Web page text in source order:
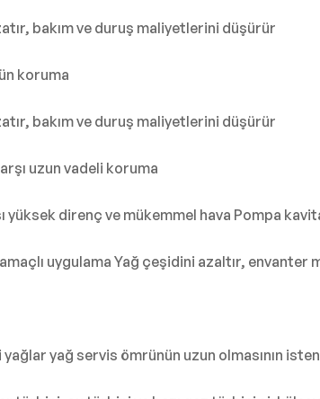
bakım ve duruş maliyetlerini düşürür
koruma
bakım ve duruş maliyetlerini düşürür
uzun vadeli koruma
yüksek direnç ve mükemmel hava Pompa
uygulama Yağ çeşidini azaltır, envanter
yağlar yağ servis ömrünün uzun olmasının